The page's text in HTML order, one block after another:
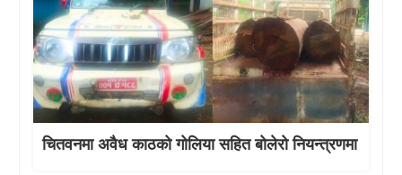
चितवनमा अवैध काठको गोलिया सहित बोलेरो नियन्त्रणमा